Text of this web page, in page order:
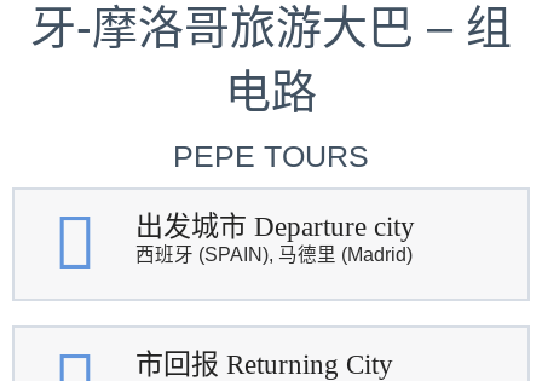
牙-摩洛哥旅游大巴 – 组
电路
PEPE TOURS
出发城市 Departure city
西班牙 (SPAIN), 马德里 (Madrid)
市回报 Returning City